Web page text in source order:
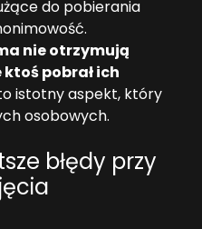
do pobierania
nie otrzymują
pobrał ich
istotny aspekt, który
osobowych.
błędy przy